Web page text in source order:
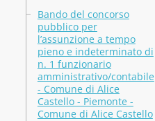
Bando del concorso
pubblico per
l’assunzione a tempo
pieno e indeterminato di
n. 1 funzionario
amministrativo/contabile
- Comune di Alice
Castello - Piemonte -
Comune di Alice Castello